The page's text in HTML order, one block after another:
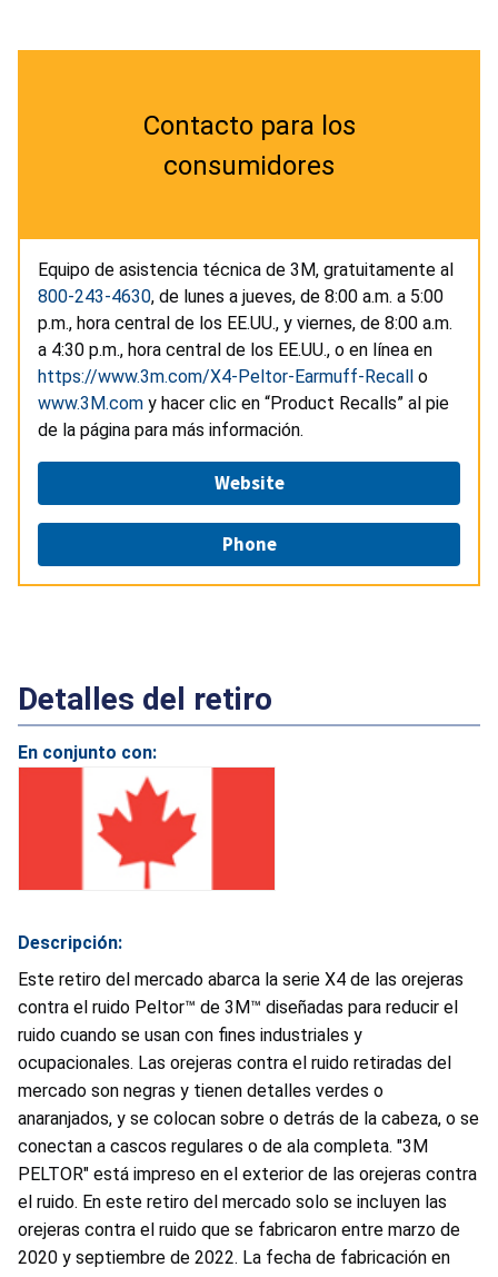
Contacto para los
consumidores
Equipo de asistencia técnica de 3M, gratuitamente al
800-243-4630, de lunes a jueves, de 8:00 a.m. a 5:00
p.m., hora central de los EE.UU., y viernes, de 8:00 a.m.
a 4:30 p.m., hora central de los EE.UU., o en línea en
https://www.3m.com/X4-Peltor-Earmuff-Recall o
www.3M.com y hacer clic en “Product Recalls” al pie
de la página para más información.
Website
Phone
Detalles del retiro
En conjunto con:
Descripción:
Este retiro del mercado abarca la serie X4 de las orejeras
contra el ruido Peltor™ de 3M™ diseñadas para reducir el
ruido cuando se usan con fines industriales y
ocupacionales. Las orejeras contra el ruido retiradas del
mercado son negras y tienen detalles verdes o
anaranjados, y se colocan sobre o detrás de la cabeza, o se
conectan a cascos regulares o de ala completa. "3M
PELTOR" está impreso en el exterior de las orejeras contra
el ruido. En este retiro del mercado solo se incluyen las
orejeras contra el ruido que se fabricaron entre marzo de
2020 y septiembre de 2022. La fecha de fabricación en